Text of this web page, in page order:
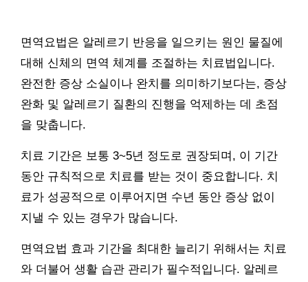
면역요법은 알레르기 반응을 일으키는 원인 물질에
대해 신체의 면역 체계를 조절하는 치료법입니다.
완전한 증상 소실이나 완치를 의미하기보다는, 증상
완화 및 알레르기 질환의 진행을 억제하는 데 초점
을 맞춥니다.
치료 기간은 보통 3~5년 정도로 권장되며, 이 기간
동안 규칙적으로 치료를 받는 것이 중요합니다. 치
료가 성공적으로 이루어지면 수년 동안 증상 없이
지낼 수 있는 경우가 많습니다.
면역요법 효과 기간을 최대한 늘리기 위해서는 치료
와 더불어 생활 습관 관리가 필수적입니다. 알레르